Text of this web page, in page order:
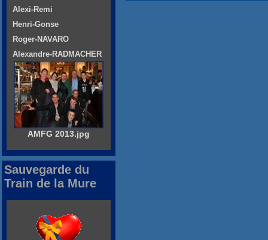
Alexi-Remi
Henri-Gonse
Roger-NAVARO
Alexandre-RADMACHER
AMFG 2013.jpg
Sauvegarde du
Train de la Mure